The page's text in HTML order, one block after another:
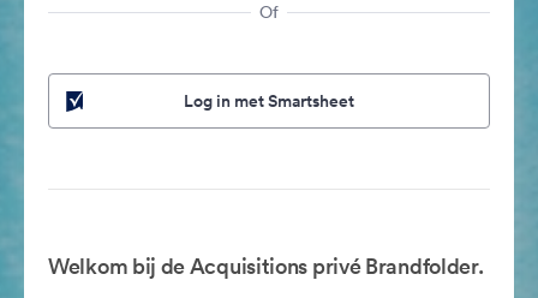
Of
Log in met Smartsheet
Welkom bij de Acquisitions privé Brandfolder.